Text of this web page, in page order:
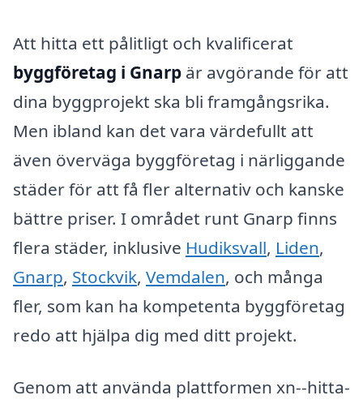
Att hitta ett pålitligt och kvalificerat
byggföretag i Gnarp är avgörande för att
dina byggprojekt ska bli framgångsrika.
Men ibland kan det vara värdefullt att
även överväga byggföretag i närliggande
städer för att få fler alternativ och kanske
bättre priser. I området runt Gnarp finns
flera städer, inklusive Hudiksvall, Liden,
Gnarp, Stockvik, Vemdalen, och många
fler, som kan ha kompetenta byggföretag
redo att hjälpa dig med ditt projekt.
Genom att använda plattformen xn--hitta-